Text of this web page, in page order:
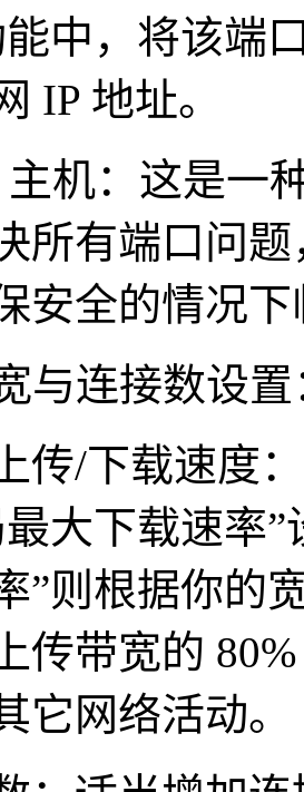
能中，将该端
IP 地址。
：这是一种
所有端口问
安全的情况
连接数设置
/下载速度：
大下载速率
”则根据你的
传带宽的
它网络活动。